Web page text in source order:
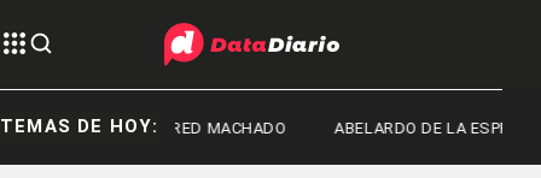
TEMAS DE HOY:FRED MACHADO ABELARDO DE LA